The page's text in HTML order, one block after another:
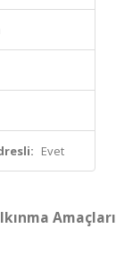
Evet
Amaçları